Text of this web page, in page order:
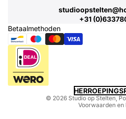
+31
Betaalmethoden
© 2026 Studio op Stelten,
Voorwaarden en
Privacybeleid